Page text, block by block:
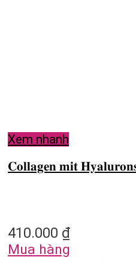
Xem nhanh
𝐂𝐨𝐥𝐥𝐚𝐠𝐞𝐧 𝐦𝐢𝐭
410.000 ₫
Mua hàng